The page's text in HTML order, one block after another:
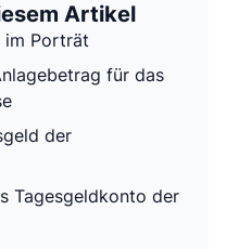
Artikel
im Porträt
für das
der
Tagesgeldkonto der